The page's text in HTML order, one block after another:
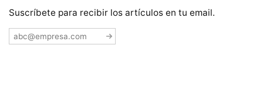
Suscríbete para recibir los artículos en tu email.